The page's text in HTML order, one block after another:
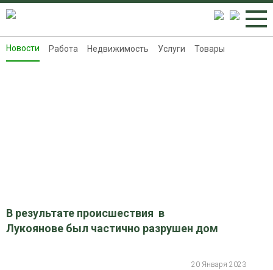
Новости
Новости Работа Недвижимость Услуги Товары
В результате происшествия в
Лукоянове был частично разрушен дом
20 Января 2023